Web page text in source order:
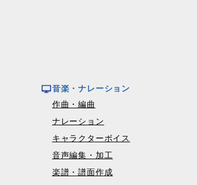
音楽・ナレーション
作曲・編曲
ナレーション
キャラクターボイス
音声編集・加工
楽譜・譜面作成